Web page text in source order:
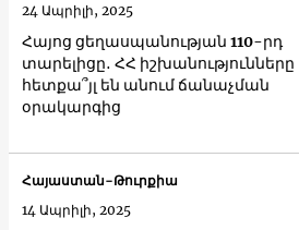
Հայոց ցեղասպանության 110-րդ
տարելիցը․ ՀՀ իշխանությունները
հետքա՞յլ են անում ճանաչման
օրակարգից
24 Ապրիլի, 2025
Հայաստան-Թուրքիա
14 Ապրիլի, 2025